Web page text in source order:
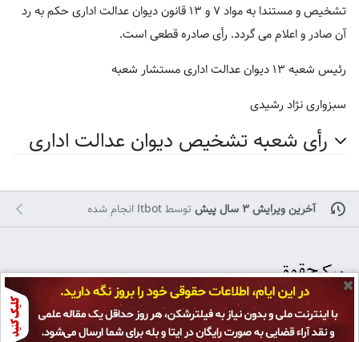
تشخیص و مستندا به مواد ۷ و ۱۳ قانون دیوان عدالت اداری حکم به رد
آن صادر و اعلام می گردد. رأی صادره قطعی است.
رئیس شعبه ۱۳ دیوان عدالت اداری مستشار شعبه
سبزواری نژاد رشیدی
رأی شعبه تشخیص دیوان عدالت اداری
آخرین ویرایش ۳ سال پیش توسطItbot انجام شده
تمامی حقوق برایپژوهشکده حقوق و قانون ایران محفوظ است و هرگونه کپی
✖